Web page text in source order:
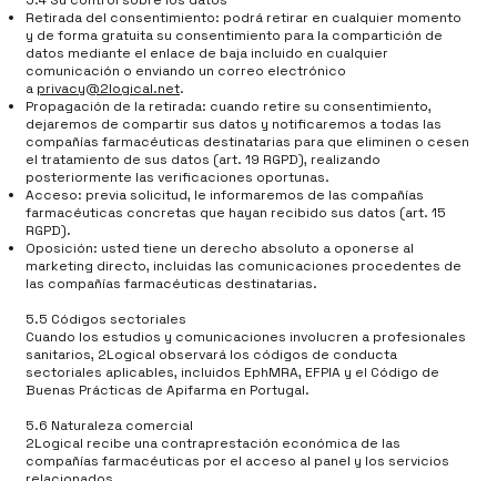
Retirada del consentimiento: podrá retirar en cualquier momento
y de forma gratuita su consentimiento para la compartición de
datos mediante el enlace de baja incluido en cualquier
comunicación o enviando un correo electrónico
a privacy@2logical.net.
Propagación de la retirada: cuando retire su consentimiento,
dejaremos de compartir sus datos y notificaremos a todas las
compañías farmacéuticas destinatarias para que eliminen o cesen
el tratamiento de sus datos (art. 19 RGPD), realizando
posteriormente las verificaciones oportunas.
Acceso: previa solicitud, le informaremos de las compañías
farmacéuticas concretas que hayan recibido sus datos (art. 15
RGPD).
Oposición: usted tiene un derecho absoluto a oponerse al
marketing directo, incluidas las comunicaciones procedentes de
las compañías farmacéuticas destinatarias.
5.5 Códigos sectoriales
Cuando los estudios y comunicaciones involucren a profesionales
sanitarios, 2Logical observará los códigos de conducta
sectoriales aplicables, incluidos EphMRA, EFPIA y el Código de
Buenas Prácticas de Apifarma en Portugal.
5.6 Naturaleza comercial
2Logical recibe una contraprestación económica de las
compañías farmacéuticas por el acceso al panel y los servicios